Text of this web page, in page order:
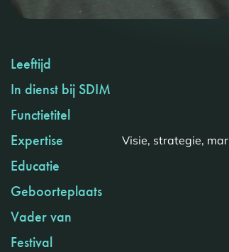
Leeftijd
In dienst bij SDIM
Functietitel
Expertise Visie, strategie,
Educatie
Geboorteplaats
Vader van
Festival